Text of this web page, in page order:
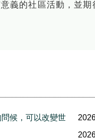
義的社區活動，並
候，可以改變世